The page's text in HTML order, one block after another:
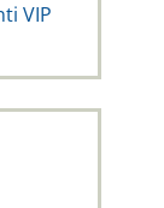
VIP